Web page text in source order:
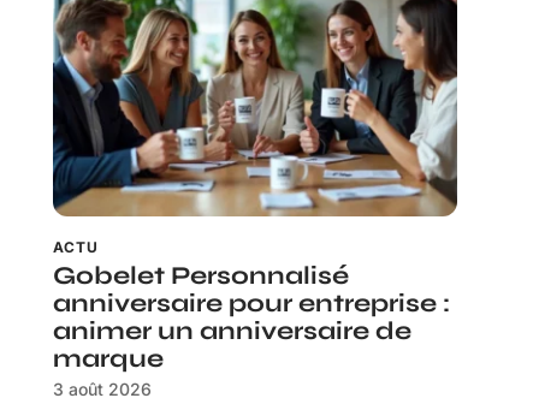
ACTU
Gobelet Personnalisé
anniversaire pour entreprise :
animer un anniversaire de
marque
3 août 2026